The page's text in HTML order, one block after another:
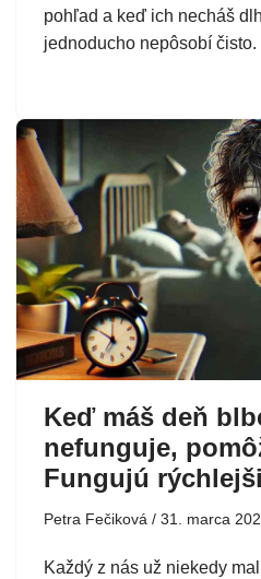
pohľad a keď ich necháš
jednoducho nepôsobí čisto.
Keď máš deň
nefunguje,
Fungujú
Petra Fečiková 31. marca
Každý z nás už niekedy